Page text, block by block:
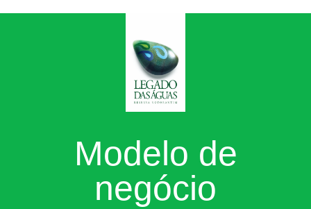
Modelo de
negócio